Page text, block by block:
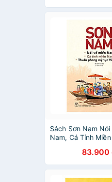
Sách Sơn Nam Nói
Nam, Cá Tính
83.900